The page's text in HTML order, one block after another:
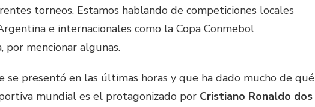
torneos. Estamos hablando de competiciones locales
e internacionales como la Copa Conmebol
por mencionar algunas.
se presentó en las últimas horas y que ha dado mucho de qué
mundial es el protagonizado por Cristiano Ronaldo dos